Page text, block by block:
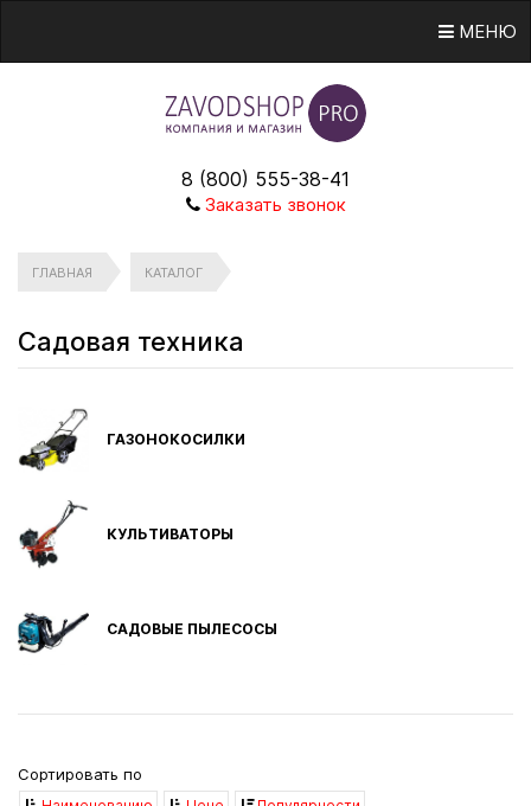
МЕНЮ
8 (800) 555-38-41
Заказать звонок
ГЛАВНАЯ КАТАЛОГ
Садовая техника
ГАЗОНОКОСИЛКИ
КУЛЬТИВАТОРЫ
САДОВЫЕ ПЫЛЕСОСЫ
Сортировать по